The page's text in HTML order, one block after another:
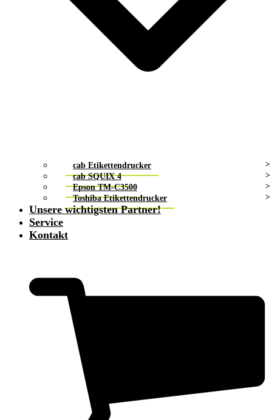
cab Etikettendrucker
cab SQUIX 4
Epson TM-C3500
Toshiba Etikettendrucker
Unsere wichtigsten Partner!
Service
Kontakt